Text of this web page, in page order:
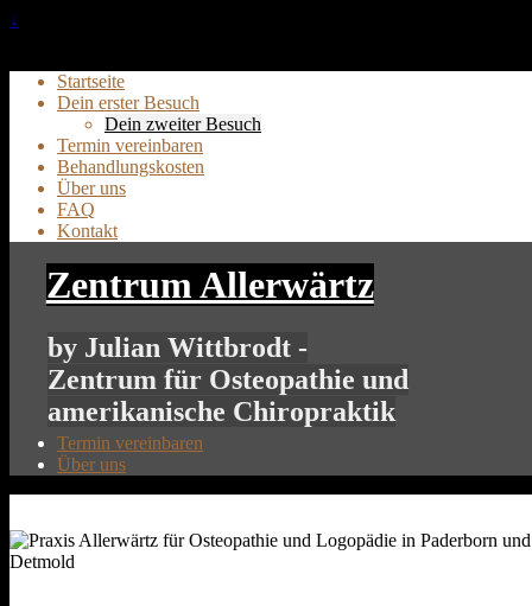
↓
Startseite
Dein erster Besuch
Dein zweiter Besuch
Termin vereinbaren
Behandlungskosten
Über uns
FAQ
Kontakt
Zentrum Allerwärtz
by Julian Wittbrodt -
Zentrum für Osteopathie und
amerikanische Chiropraktik
Termin vereinbaren
Über uns